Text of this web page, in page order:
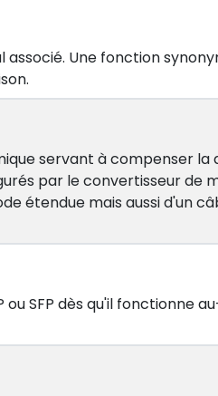
Une fonction
servant à compenser la
par le convertisseur de
étendue mais aussi d'un
SFP dès qu'il fonctionne